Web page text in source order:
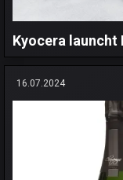
Kyocera launcht
16.07.2024